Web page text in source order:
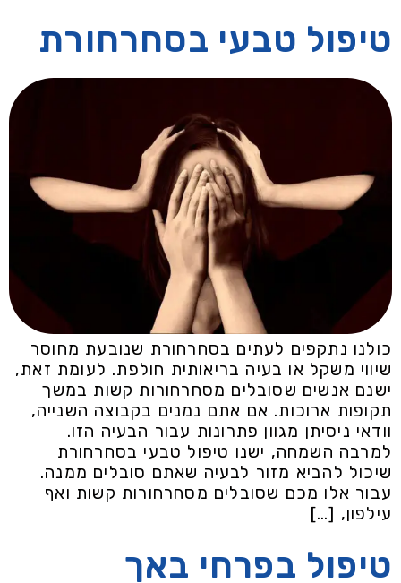
טיפול טבעי בסחרחורת
כולנו נתקפים לעתים בסחרחורת שנובעת מחוסר
שיווי משקל או בעיה בריאותית חולפת. לעומת זאת,
ישנם אנשים שסובלים מסחרחורות קשות במשך
תקופות ארוכות. אם אתם נמנים בקבוצה השנייה,
וודאי ניסיתן מגוון פתרונות עבור הבעיה הזו.
למרבה השמחה, ישנו טיפול טבעי בסחרחורת
שיכול להביא מזור לבעיה שאתם סובלים ממנה.
עבור אלו מכם שסובלים מסחרחורות קשות ואף
עילפון, […]
טיפול בפרחי באך